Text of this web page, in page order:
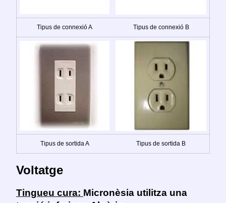
Tipus de connexió A Tipus de connexió B
Tipus de sortida A Tipus de sortida B
Voltatge
Tingueu cura: Micronèsia utilitza una